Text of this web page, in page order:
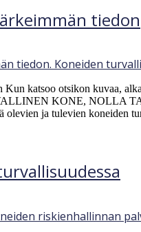
tiedon
Kun katsoo otsikon kuvaa,
KONE, NOLLA
olevien ja tulevien koneiden